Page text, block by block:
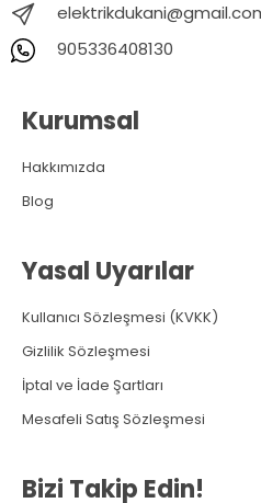
905336408130
Kurumsal
Hakkımızda
Blog
Yasal Uyarılar
Kullanıcı Sözleşmesi (KVKK)
Gizlilik Sözleşmesi
İptal ve İade Şartları
Mesafeli Satış Sözleşmesi
Bizi Takip Edin!